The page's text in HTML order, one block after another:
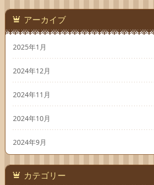
アーカイブ
2025年1月
2024年12月
2024年11月
2024年10月
2024年9月
カテゴリー